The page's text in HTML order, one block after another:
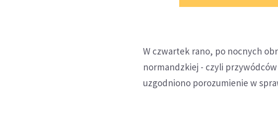
W czwartek rano, po nocnych
normandzkiej - czyli
uzgodniono porozumienie w